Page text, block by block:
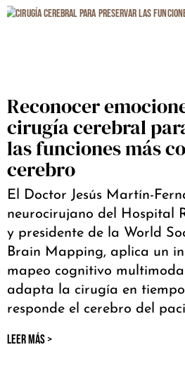
Reconocer
cirugía cerebral
las funciones más
cerebro
El Doctor Jesús Martín-
neurocirujano del Hospital
y presidente de la World
Brain Mapping, aplica un
mapeo cognitivo
adapta la cirugía en
responde el cerebro del
LEER MÁS >